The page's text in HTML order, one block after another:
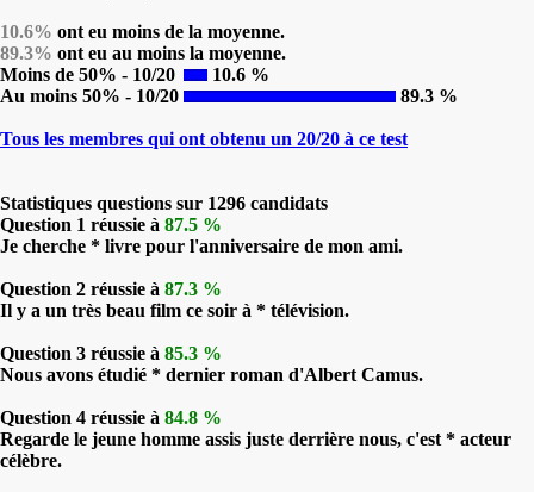
10.6% ont eu moins de la moyenne.
89.3% ont eu au moins la moyenne.
Moins de 50% - 10/20
10.6 %
Au moins 50% - 10/20
89.3 %
Tous les membres qui ont obtenu un 20/20 à ce test
Statistiques questions sur 1296 candidats
Question 1 réussie à 87.5 %
Je cherche * livre pour l'anniversaire de mon ami.
Question 2 réussie à 87.3 %
Il y a un très beau film ce soir à * télévision.
Question 3 réussie à 85.3 %
Nous avons étudié * dernier roman d'Albert Camus.
Question 4 réussie à 84.8 %
Regarde le jeune homme assis juste derrière nous, c'est * acteur
célèbre.